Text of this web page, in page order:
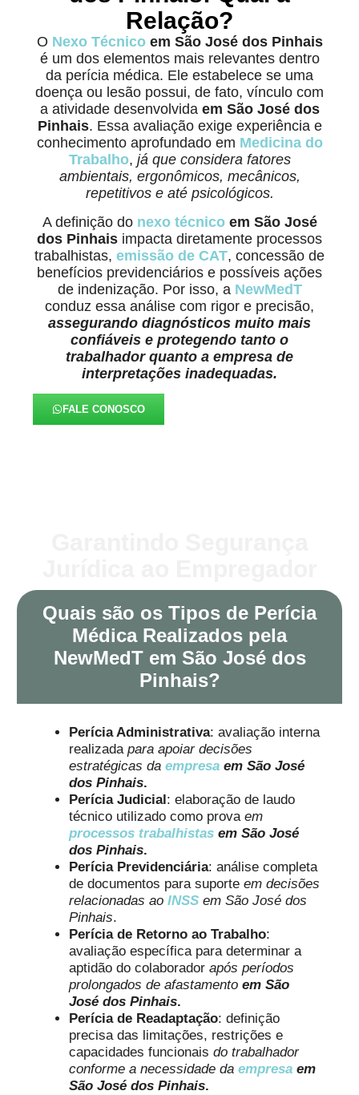
Relação?
O Nexo Técnicoem São José dos Pinhais
é um dos elementos mais relevantes dentro
da perícia médica. Ele estabelece se uma
doença ou lesão possui, de fato, vínculo com
a atividade desenvolvida em São José dos
Pinhais. Essa avaliação exige experiência e
conhecimento aprofundado em Medicina do
Trabalho, já que considera fatores
ambientais, ergonômicos, mecânicos,
repetitivos e até psicológicos.
A definição do nexo técnico em São José
dos Pinhais impacta diretamente processos
trabalhistas, emissão de CAT, concessão de
benefícios previdenciários e possíveis ações
de indenização. Por isso, a NewMedT
conduz essa análise com rigor e precisão,
assegurando diagnósticos muito mais
confiáveis e protegendo tanto o
trabalhador quanto a empresa de
interpretações inadequadas.
FALE CONOSCO
Quais são os Tipos de Perícia
Médica Realizados pela
NewMedT em São José dos
Pinhais?
Perícia Administrativa: avaliação interna
realizadapara apoiar decisões
estratégicas daempresaem São José
dos Pinhais.
Perícia Judicial : elaboração de laudo
técnico utilizado como provaem
processos trabalhistas em São José
dos Pinhais.
Perícia Previdenciária: análise completa
de documentos para suporteem decisões
relacionadas aoINSS em São José dos
Pinhais.
Perícia de Retorno ao Trabalho:
avaliação específica para determinar a
aptidão do colaboradorapós períodos
prolongados de afastamentoem São
José dos Pinhais.
Perícia de Readaptação: definição
precisa das limitações, restrições e
capacidades funcionaisdo trabalhador
conforme a necessidade daempresa em
São José dos Pinhais.